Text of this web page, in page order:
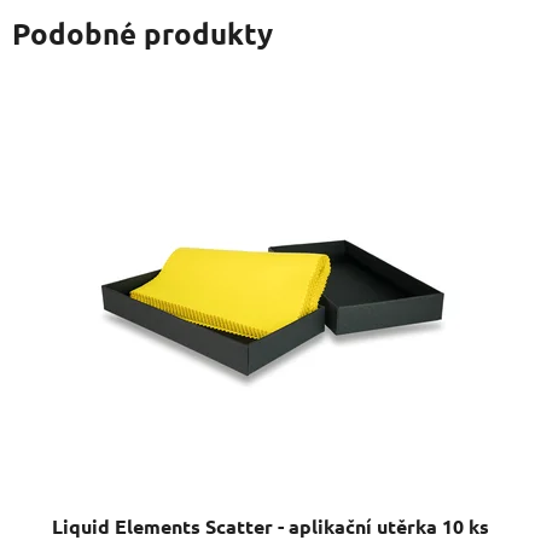
Podobné produkty
Liquid Elements Scatter - aplikační utěrka 10 ks